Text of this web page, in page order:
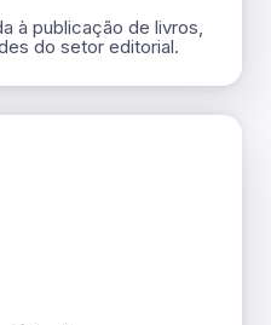
à publicação de livros,
do setor editorial.